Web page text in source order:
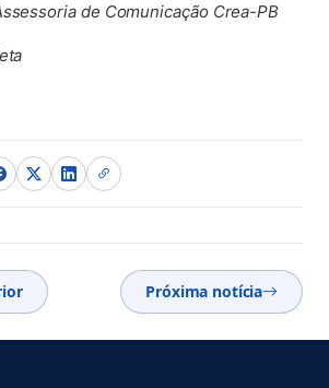
de Comunicação Crea-PB
Próxima notícia